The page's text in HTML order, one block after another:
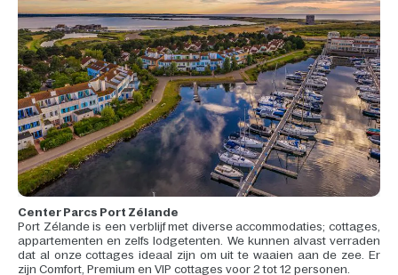
Center Parcs Port Zélande
Port Zélande is een verblijf met diverse accommodaties; cottages,
appartementen en zelfs lodgetenten. We kunnen alvast verraden
dat al onze cottages ideaal zijn om uit te waaien aan de zee. Er
zijn Comfort, Premium en VIP cottages voor 2 tot 12 personen.